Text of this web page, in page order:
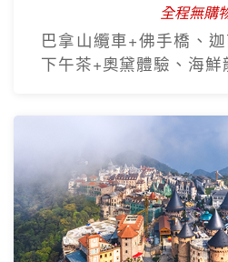
全程無購
巴拿山纜車+佛手橋、
下午茶+奧黛體驗、海鮮